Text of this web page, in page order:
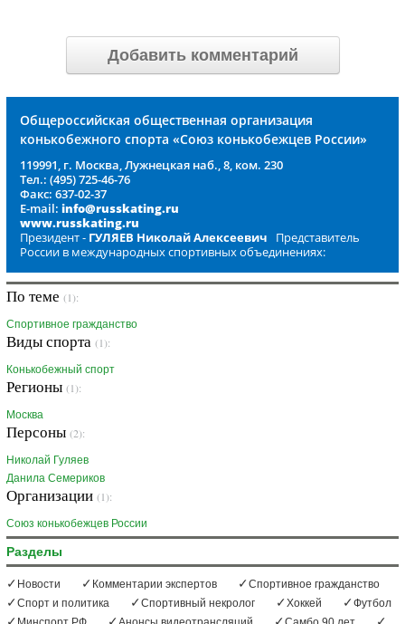
Добавить комментарий
Общероссийская общественная организация
конькобежного спорта «Союз конькобежцев России»
119991, г. Москва, Лужнецкая наб., 8, ком. 230
Тел.: (495) 725-46-76
Факс: 637-02-37
E-mail: info@russkating.ru
www.russkating.ru
Президент - ГУЛЯЕВ Николай Алексеевич Представитель
России в международных спортивных объединениях:
По теме (1):
Спортивное гражданство
Виды спорта (1):
Конькобежный спорт
Регионы (1):
Москва
Персоны (2):
Николай Гуляев
Данила Семериков
Организации (1):
Союз конькобежцев России
Разделы
Новости Комментарии экспертов
Спортивное гражданство
Спорт и политика
Спортивный некролог Хоккей
Футбол